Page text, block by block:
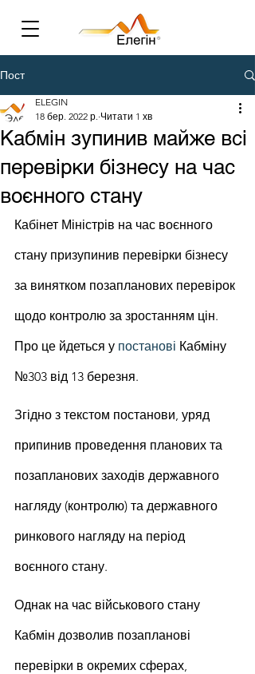
Пост
Кабмін зупинив майже всі
перевірки бізнесу на час
воєнного стану
ELEGIN
18 бер. 2022 р. Читати 1 хв
Кабінет Міністрів на час воєнного
стану призупинив перевірки бізнесу
за винятком позапланових перевірок
щодо контролю за зростанням цін.
Про це йдеться у постанові Кабміну
№303 від 13 березня.
Згідно з текстом постанови, уряд
припинив проведення планових та
позапланових заходів державного
нагляду (контролю) та державного
ринкового нагляду на період
воєнного стану.
Однак на час військового стану
Кабмін дозволив позапланові
перевірки в окремих сферах,